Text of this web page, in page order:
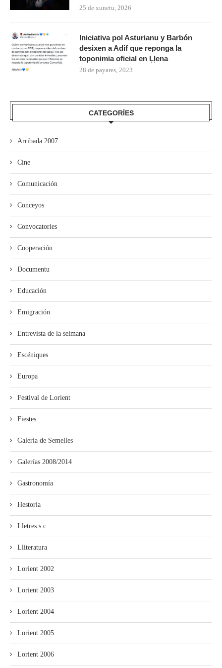
25 de xunetu, 2026
Iniciativa pol Asturianu y Barbón
desixen a Adif que reponga la
toponimia oficial en Ḷḷena
28 de payares, 2023
CATEGORÍES
Arribada 2007
Cine
Comunicación
Conceyos
Convocatories
Cooperación
Documentu
Educación
Emigración
Entrevista de la selmana
Escéniques
Europa
Festival de Lorient
Fiestes
Galería de Semelles
Galerías 2008/2014
Gastronomía
Hestoria
Lletres s.c.
Lliteratura
Lorient 2002
Lorient 2003
Lorient 2004
Lorient 2005
Lorient 2006